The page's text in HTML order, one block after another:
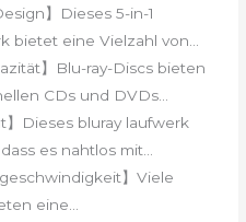
】Dieses 5-in-1
bietet eine Vielzahl von...
】Blu-ray-Discs bieten
CDs und DVDs...
Dieses bluray laufwerk
es nahtlos mit...
】Viele
eine...